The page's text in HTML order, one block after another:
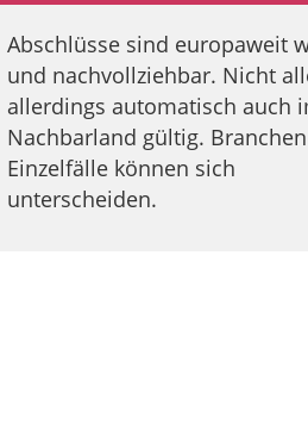
Abschlüsse sind europaweit
und nachvollziehbar. Nicht
allerdings automatisch auch
Nachbarland gültig.
Einzelfälle können sich
unterscheiden.